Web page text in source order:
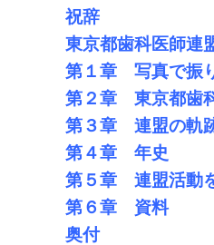
祝辞
東京都歯科医師連
第１章 写真で振
第２章 東京都歯
第３章 連盟の軌
第４章 年史
第５章 連盟活動
第６章 資料
奥付